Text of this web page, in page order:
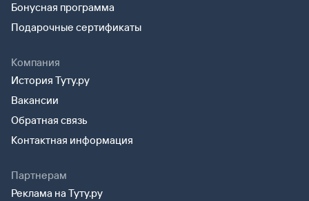
Бонусная программа
Подарочные сертификаты
Компания
История Туту.ру
Вакансии
Обратная связь
Контактная информация
Партнерам
Реклама на Туту.ру